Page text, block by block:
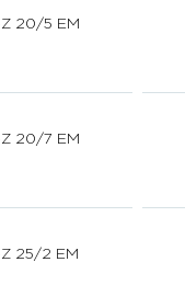
Z 20/5 EM
Z 20/7 EM
25/2 EM